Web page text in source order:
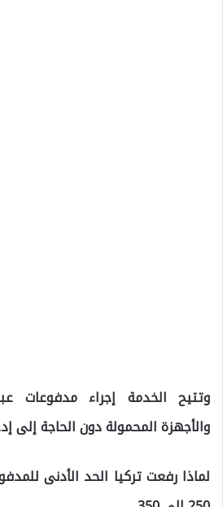
وتتيح الخدمة إجراء مدفوعات عبر
والأجهزة المحمولة دون الحاجة إلى
لماذا رفعت تركيا الحد الأدنى